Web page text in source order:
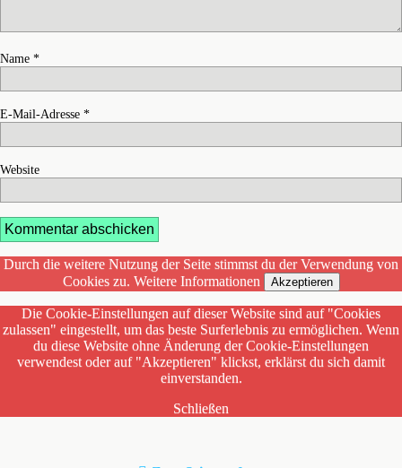
Name *
E-Mail-Adresse *
Website
Durch die weitere Nutzung der Seite stimmst du der Verwendung von
Cookies zu. Weitere Informationen Akzeptieren
Die Cookie-Einstellungen auf dieser Website sind auf "Cookies
zulassen" eingestellt, um das beste Surferlebnis zu ermöglichen. Wenn
du diese Website ohne Änderung der Cookie-Einstellungen
verwendest oder auf "Akzeptieren" klickst, erklärst du sich damit
einverstanden.
Schließen